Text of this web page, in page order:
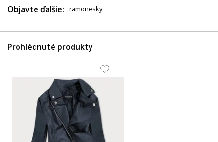
Objavte ďalšie: ramonesky
Prohlédnuté produkty